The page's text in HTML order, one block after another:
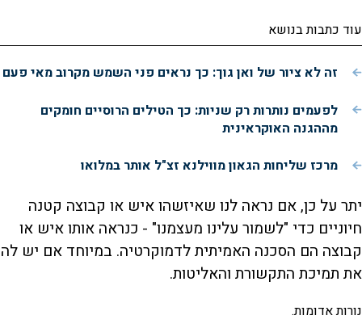
עוד כתבות בנושא
זה לא ציור של ואן גוך: כך נראים פני השמש מקרוב מאי פעם
לפעמים נותרות רק שניות: כך הטילים הרוסיים חומקים
מההגנה האוקראינית
מרכז שליחות הגאון מווילנא זצ"ל אותר במלואו
יתר על כן, אם נראה לנו שאיזשהו איש או קבוצה קטנה
חיוניים כדי "לשמור עלינו מעצמנו" - כנראה אותו איש או
קבוצה הם הסכנה האמיתית לדמוקרטיה. במיוחד אם יש לה
את תמיכת התקשורת והאליטות.
נורות אדומות.